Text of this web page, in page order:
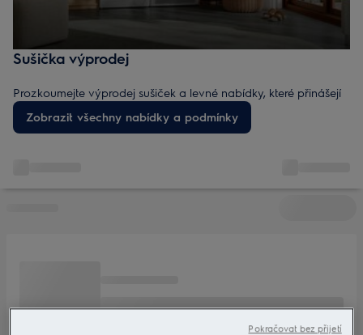
Sušička výprodej
Prozkoumejte výprodej sušiček a levné nabídky, které přinášejí
rychlé sušení, úsporu energie a výhodnou cenu. Najděte
nejlevnější a doprodejové modely – ideální pro vytížené
Zobrazit všechny nabídky a podmínky
Pokračovat bez přijetí